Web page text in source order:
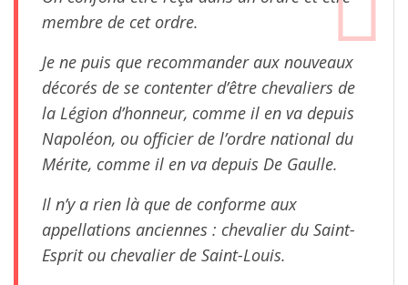
membre de cet ordre.
Je ne puis que recommander aux nouveaux
décorés de se contenter d’être chevaliers de
la Légion d’honneur, comme il en va depuis
Napoléon, ou officier de l’ordre national du
Mérite, comme il en va depuis De Gaulle.
Il n’y a rien là que de conforme aux
appellations anciennes : chevalier du Saint-
Esprit ou chevalier de Saint-Louis.